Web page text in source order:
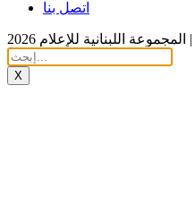
اتصل بنا
اللبنانية للإعلام 2026
X